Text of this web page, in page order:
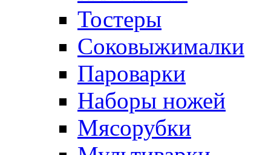
Тостеры
Соковыжималки
Пароварки
Наборы ножей
Мясорубки